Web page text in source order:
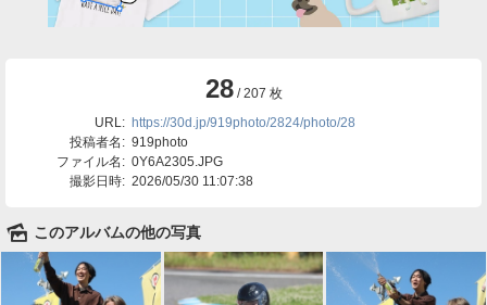
28 / 207 枚
URL: https://30d.jp/919photo/2824/photo/28
投稿者名: 919photo
ファイル名: 0Y6A2305.JPG
撮影日時: 2026/05/30 11:07:38
🌄 このアルバムの他の写真